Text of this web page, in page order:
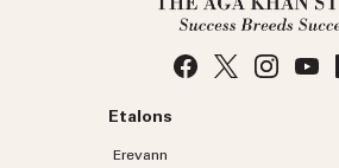
Etalons
Erevann